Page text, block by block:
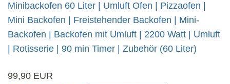
Minibackofen 60 Liter | Umluft Ofen | Pizzaofen |
Mini Backofen | Freistehender Backofen | Mini-
Backofen | Backofen mit Umluft | 2200 Watt | Umluft
| Rotisserie | 90 min Timer | Zubehör (60 Liter)
99,90 EUR